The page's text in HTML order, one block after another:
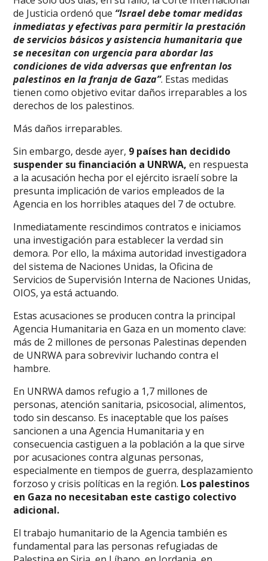
de Justicia ordenó que “Israel debe tomar medidas
inmediatas y efectivas para permitir la prestación
de servicios básicos y asistencia humanitaria que
se necesitan con urgencia para abordar las
condiciones de vida adversas que enfrentan los
palestinos en la franja de Gaza”. Estas medidas
tienen como objetivo evitar daños irreparables a los
derechos de los palestinos.
Más daños irreparables.
Sin embargo, desde ayer, 9 países han decidido
suspender su financiación a UNRWA,en respuesta
a la acusación hecha por el ejército israelí sobre la
presunta implicación de varios empleados de la
Agencia en los horribles ataques del 7 de octubre.
Inmediatamente rescindimos contratos e iniciamos
una investigación para establecer la verdad sin
demora. Por ello, la máxima autoridad investigadora
del sistema de Naciones Unidas, la Oficina de
Servicios de Supervisión Interna de Naciones Unidas,
OIOS, ya está actuando.
Estas acusaciones se producen contra la principal
Agencia Humanitaria en Gaza en un momento clave:
más de 2 millones de personas Palestinas dependen
de UNRWA para sobrevivir luchando contra el
hambre.
En UNRWA damos refugio a 1,7 millones de
personas, atención sanitaria, psicosocial, alimentos,
todo sin descanso. Es inaceptable que los países
sancionen a una Agencia Humanitaria y en
consecuencia castiguen a la población a la que sirve
por acusaciones contra algunas personas,
especialmente en tiempos de guerra, desplazamiento
forzoso y crisis políticas en la región. Los palestinos
en Gaza no necesitaban este castigo colectivo
adicional.
El trabajo humanitario de la Agencia también es
fundamental para las personas refugiadas de